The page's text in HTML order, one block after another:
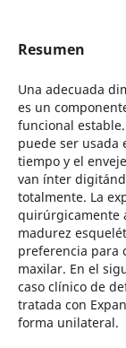
Resumen
Una adecuada
es un
funcional
puede ser usada
tiempo y el
van ínter
totalmente. La
quirúrgicamente
madurez
preferencia para
maxilar. En el
caso clínico de
tratada con
forma unilateral.